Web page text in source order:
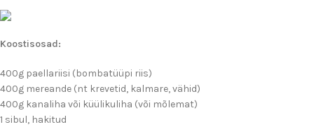
Koostisosad:
400g paellariisi (bombatüüpi riis)
400g mereande (nt krevetid, kalmare, vähid)
400g kanaliha või küülikuliha (või mõlemat)
1 sibul, hakitud